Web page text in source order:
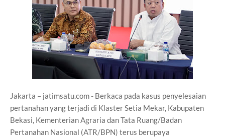
Jakarta – jatimsatu.com - Berkaca pada kasus penyelesaian
pertanahan yang terjadi di Klaster Setia Mekar, Kabupaten
Bekasi, Kementerian Agraria dan Tata Ruang/Badan
Pertanahan Nasional (ATR/BPN) terus berupaya